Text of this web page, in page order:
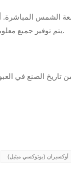
يتم توفير جميع معلومات السلامة في ورقة بيانات سلامة المواد.
(بوتوكسي ميثيل) أوكسيران